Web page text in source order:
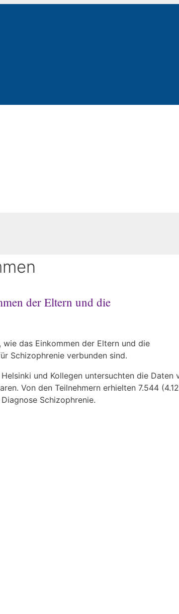
der Eltern und die
das Einkommen der Eltern und die
Schizophrenie verbunden sind.
und Kollegen untersuchten die Daten
Von den Teilnehmern erhielten 7.544
Schizophrenie.